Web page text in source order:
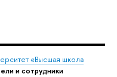
«Высшая школа
и сотрудники